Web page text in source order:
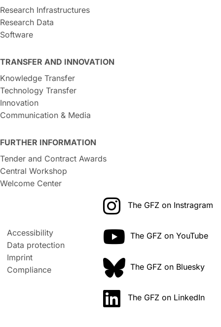
Research Infrastructures
Research Data
Software
TRANSFER AND INNOVATION
Knowledge Transfer
Technology Transfer
Innovation
Communication & Media
FURTHER INFORMATION
Tender and Contract Awards
Central Workshop
Welcome Center
Accessibility
Data protection
Imprint
Compliance
The GFZ on Instragram
The GFZ on YouTube
The GFZ on Bluesky
The GFZ on LinkedIn